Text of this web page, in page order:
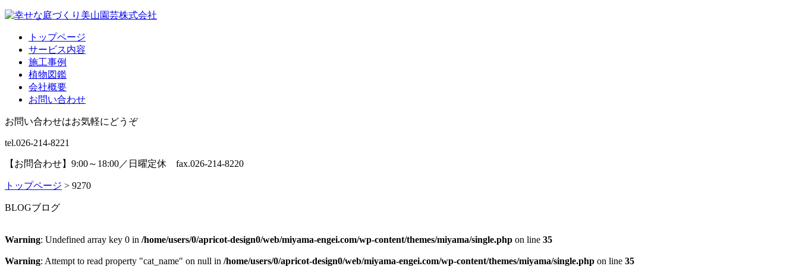
トップページ
サービス内容
施工事例
植物図鑑
会社概要
お問い合わせ
お問い合わせはお気軽にどうぞ
tel.026-214-8221
【お問合わせ】9:00～18:00／日曜定休 fax.026-214-8220
トップページ > 9270
BLOGブログ
Warning: Undefined array key 0 in /home/users/0/apricot-design0/web/miyama-engei.com/wp-content/themes/miyama/single.php on line 35
Warning: Attempt to read property "cat_name" on null in /home/users/0/apricot-design0/web/miyama-engei.com/wp-content/themes/miyama/single.php on line 35